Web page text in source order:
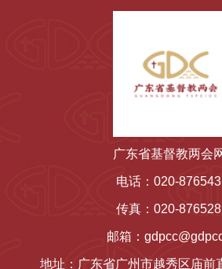
广东省基督教两会
电话：020-
传真：020-
邮箱：
地址：广东省广州市越秀区庙前